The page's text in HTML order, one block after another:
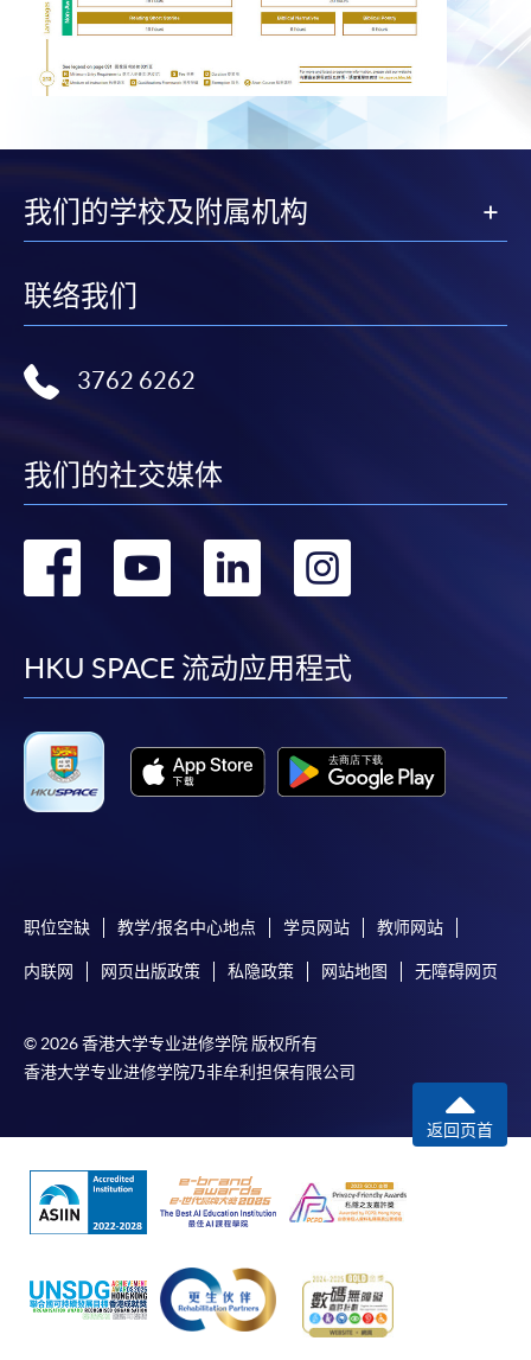
我们的学校及附属机构
联络我们
3762 6262
我们的社交媒体
转
facebook
转
youtube
转
linkedin
转
HKU SPACE 流动应用程式
职位空缺 教学/报名中心地点 学员网站 教师网站
内联网 网页出版政策 私隐政策 网站地图 无障碍网页
© 2026 香港大学专业进修学院 版权所有
香港大学专业进修学院乃非牟利担保有限公司
返回页首